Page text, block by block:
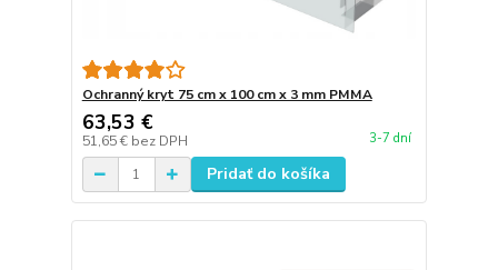
Ochranný kryt 75 cm x 100 cm x 3 mm PMMA
63,53 €
51,65 € bez DPH 3-7 dní
Pridať do košíka